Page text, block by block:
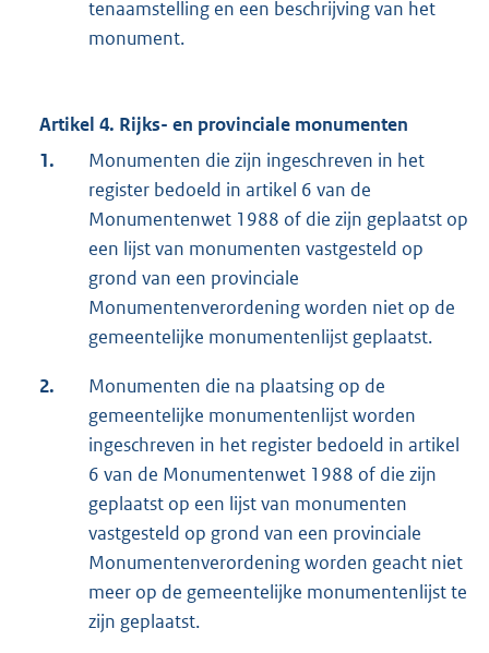
tenaamstelling en een beschrijving van het
monument.
Artikel 4. Rijks- en provinciale monumenten
1.
Monumenten die zijn ingeschreven in het
register bedoeld in artikel 6 van de
Monumentenwet 1988 of die zijn geplaatst op
een lijst van monumenten vastgesteld op
grond van een provinciale
Monumentenverordening worden niet op de
gemeentelijke monumentenlijst geplaatst.
2.
Monumenten die na plaatsing op de
gemeentelijke monumentenlijst worden
ingeschreven in het register bedoeld in artikel
6 van de Monumentenwet 1988 of die zijn
geplaatst op een lijst van monumenten
vastgesteld op grond van een provinciale
Monumentenverordening worden geacht niet
meer op de gemeentelijke monumentenlijst te
zijn geplaatst.